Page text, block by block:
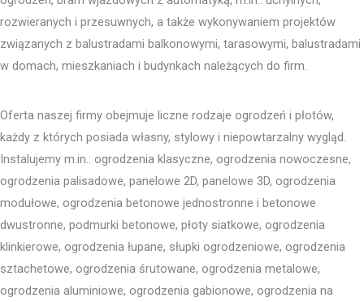
rozwieranych i przesuwnych, a także wykonywaniem projektów
związanych z balustradami balkonowymi, tarasowymi, balustradami
w domach, mieszkaniach i budynkach należących do firm.
Oferta naszej firmy obejmuje liczne rodzaje ogrodzeń i płotów,
każdy z których posiada własny, stylowy i niepowtarzalny wygląd.
Instalujemy m.in.: ogrodzenia klasyczne, ogrodzenia nowoczesne,
ogrodzenia palisadowe, panelowe 2D, panelowe 3D, ogrodzenia
modułowe, ogrodzenia betonowe jednostronne i betonowe
dwustronne, podmurki betonowe, płoty siatkowe, ogrodzenia
klinkierowe, ogrodzenia łupane, słupki ogrodzeniowe, ogrodzenia
sztachetowe, ogrodzenia śrutowane, ogrodzenia metalowe,
ogrodzenia aluminiowe, ogrodzenia gabionowe, ogrodzenia na